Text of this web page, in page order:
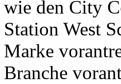
wie den City
Station West
Marke
Branche